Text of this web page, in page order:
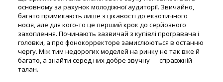
основному за рахунок молодіжної аудиторії. Звичайно,
багато примикають лише з цікавості до екзотичного
носія, але для кого-то це перший крок до серйозного
захоплення. Починають зазвичай з купівлі програвача і
головки, а про фонокорректоре замислюються в останню
чергу. Між тим недорогих моделей на ринку не так вже й
багато, а знайти серед них добре звучну — справжній
талан.